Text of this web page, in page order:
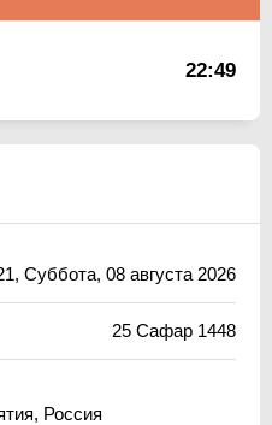
22:49
, Суббота, 08 августа 2026
25 Сафар 1448
Россия